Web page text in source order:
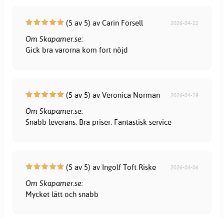
(5 av 5) av Carin Forsell 2026-04-11
Om Skapamer.se:
Gick bra varorna kom fort nöjd
(5 av 5) av Veronica Norman 2026-04-19
Om Skapamer.se:
Snabb leverans. Bra priser. Fantastisk service
(5 av 5) av Ingolf Toft Riske 2026-04-06
Om Skapamer.se:
Mycket lätt och snabb